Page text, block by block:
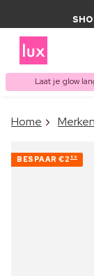
Laat je glow
Home Merken
BESPAAR €2 59